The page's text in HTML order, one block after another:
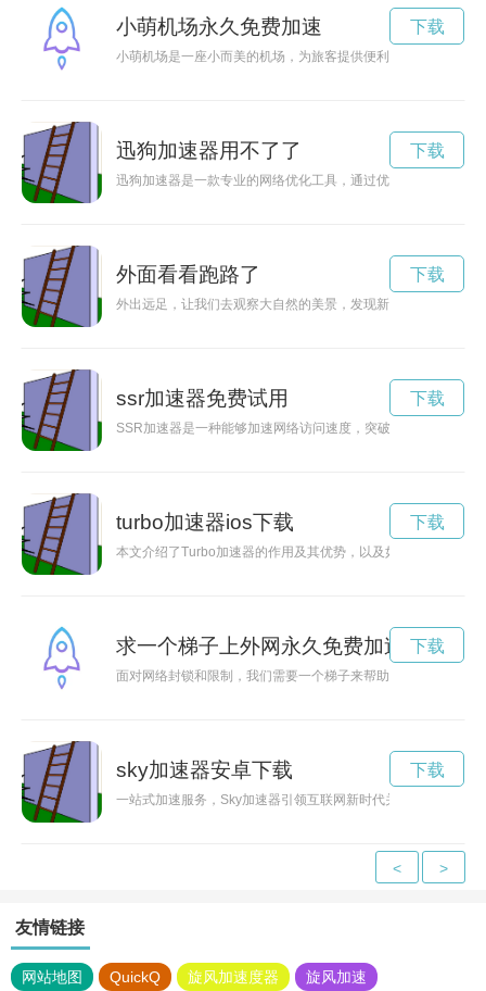
小萌机场永久免费加速
小萌机场是一座小而美的机场，为旅客提供便利、舒适和安全
下载
迅狗加速器用不了了
迅狗加速器是一款专业的网络优化工具，通过优化网络连接和
下载
外面看看跑路了
外出远足，让我们去观察大自然的美景，发现新的事物并丰富我
下载
ssr加速器免费试用
SSR加速器是一种能够加速网络访问速度，突破网络限制的工
下载
turbo加速器ios下载
本文介绍了Turbo加速器的作用及其优势，以及如何使用Turbo
下载
求一个梯子上外网永久免费加速
面对网络封锁和限制，我们需要一个梯子来帮助我们突破束缚
下载
sky加速器安卓下载
一站式加速服务，Sky加速器引领互联网新时代关键词: Sky加
下载
< >
友情链接
网站地图 QuickQ 旋风加速度器 旋风加速